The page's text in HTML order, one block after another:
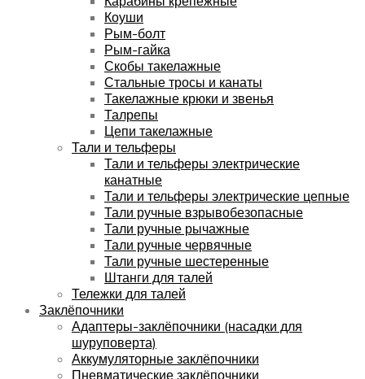
Коуши
Рым-болт
Рым-гайка
Скобы такелажные
Стальные тросы и канаты
Такелажные крюки и звенья
Талрепы
Цепи такелажные
Тали и тельферы
Тали и тельферы электрические
канатные
Тали и тельферы электрические цепные
Тали ручные взрывобезопасные
Тали ручные рычажные
Тали ручные червячные
Тали ручные шестеренные
Штанги для талей
Тележки для талей
Заклёпочники
Адаптеры-заклёпочники (насадки для
шуруповерта)
Аккумуляторные заклёпочники
Пневматические заклёпочники